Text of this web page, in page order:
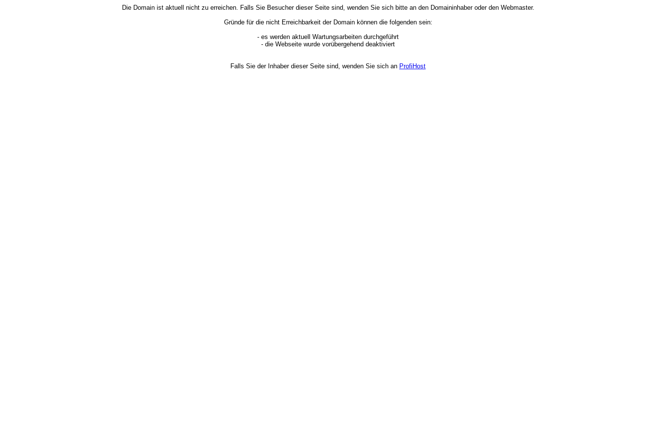
Die Domain ist aktuell nicht zu erreichen. Falls Sie Besucher dieser Seite sind, wenden Sie sich bitte an den Domaininhaber oder den Webmaster.
Gründe für die nicht Erreichbarkeit der Domain können die folgenden sein:
- es werden aktuell Wartungsarbeiten durchgeführt
- die Webseite wurde vorübergehend deaktiviert
Falls Sie der Inhaber dieser Seite sind, wenden Sie sich an ProfiHost